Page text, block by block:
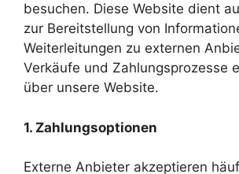
besuchen. Diese Website dient
zur Bereitstellung von
Weiterleitungen zu externen
Verkäufe und Zahlungsprozesse
über unsere Website.
1. Zahlungsoptionen
Externe Anbieter akzeptieren